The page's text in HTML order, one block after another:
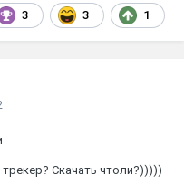
3 3 1
Скачать чтоли?)))))